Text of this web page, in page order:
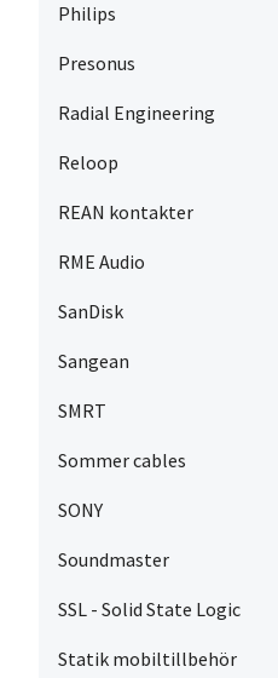
Philips
Presonus
Radial Engineering
Reloop
REAN kontakter
RME Audio
SanDisk
Sangean
SMRT
Sommer cables
SONY
Soundmaster
SSL - Solid State Logic
Statik mobiltillbehör